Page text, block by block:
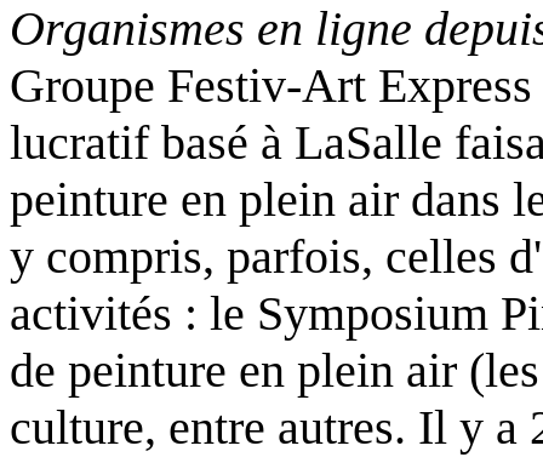
Organismes en ligne
Groupe Festiv-Art
lucratif basé à LaSalle
peinture en plein air dans
y compris, parfois, celles
activités : le Symposium
de peinture en plein air
culture, entre autres. Il y a